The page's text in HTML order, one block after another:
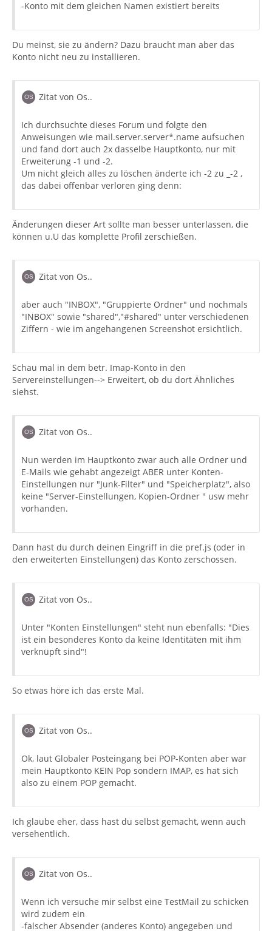
-Konto mit dem gleichen Namen existiert bereits
Du meinst, sie zu ändern? Dazu braucht man aber das
Konto nicht neu zu installieren.
Zitat von Os..
Ich durchsuchte dieses Forum und folgte den
Anweisungen wie mail.server.server*.name aufsuchen
und fand dort auch 2x dasselbe Hauptkonto, nur mit
Erweiterung -1 und -2.
Um nicht gleich alles zu löschen änderte ich -2 zu _-2 ,
das dabei offenbar verloren ging denn:
Änderungen dieser Art sollte man besser unterlassen, die
können u.U das komplette Profil zerschießen.
Zitat von Os..
aber auch "INBOX", "Gruppierte Ordner" und nochmals
"INBOX" sowie "shared","#shared" unter verschiedenen
Ziffern - wie im angehangenen Screenshot ersichtlich.
Schau mal in dem betr. Imap-Konto in den
Servereinstellungen--> Erweitert, ob du dort Ähnliches
siehst.
Zitat von Os..
Nun werden im Hauptkonto zwar auch alle Ordner und
E-Mails wie gehabt angezeigt ABER unter Konten-
Einstellungen nur "Junk-Filter" und "Speicherplatz", also
keine "Server-Einstellungen, Kopien-Ordner " usw mehr
vorhanden.
Dann hast du durch deinen Eingriff in die pref.js (oder in
den erweiterten Einstellungen) das Konto zerschossen.
Zitat von Os..
Unter "Konten Einstellungen" steht nun ebenfalls: "Dies
ist ein besonderes Konto da keine Identitäten mit ihm
verknüpft sind"!
So etwas höre ich das erste Mal.
Zitat von Os..
Ok, laut Globaler Posteingang bei POP-Konten aber war
mein Hauptkonto KEIN Pop sondern IMAP, es hat sich
also zu einem POP gemacht.
Ich glaube eher, dass hast du selbst gemacht, wenn auch
versehentlich.
Zitat von Os..
Wenn ich versuche mir selbst eine TestMail zu schicken
wird zudem ein
-falscher Absender (anderes Konto) angegeben und